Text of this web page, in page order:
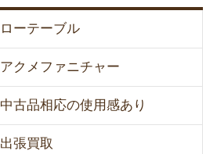
ローテーブル
アクメファニチャー
中古品相応の使用感あり
出張買取